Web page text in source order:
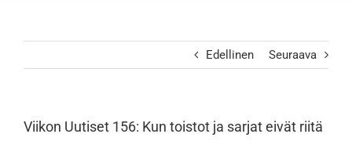
Edellinen Seuraava
Viikon Uutiset 156: Kun toistot ja sarjat eivät riitä